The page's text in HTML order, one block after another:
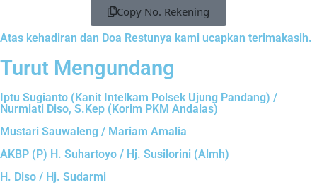
Copy No. Rekening
Atas kehadiran dan Doa Restunya kami ucapkan terimakasih.
Turut Mengundang
Iptu Sugianto (Kanit Intelkam Polsek Ujung Pandang) /
Nurmiati Diso, S.Kep (Korim PKM Andalas)
Mustari Sauwaleng / Mariam Amalia
AKBP (P) H. Suhartoyo / Hj. Susilorini (Almh)
H. Diso / Hj. Sudarmi